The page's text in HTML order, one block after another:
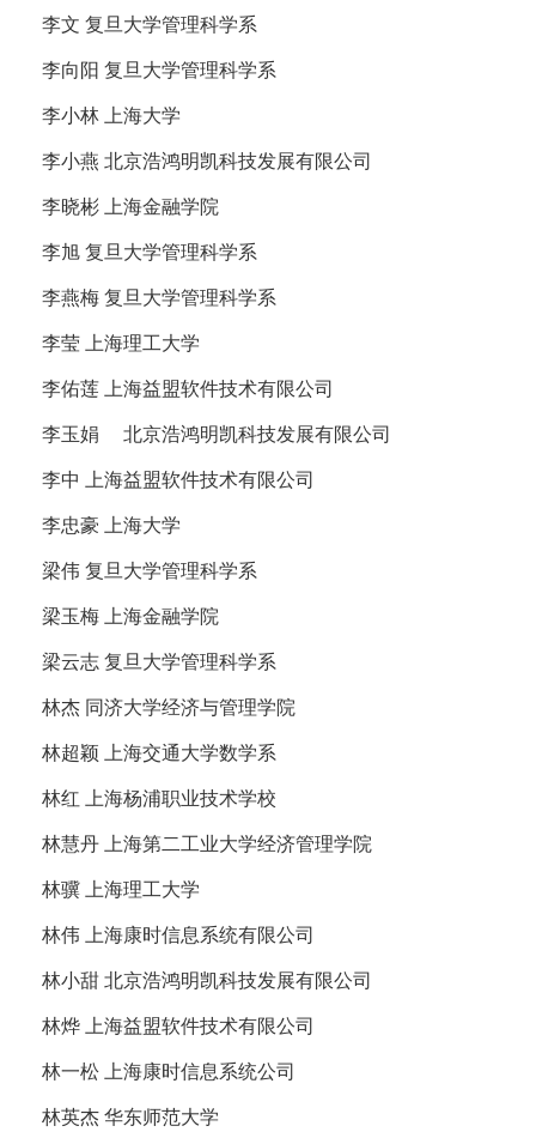
李文 复旦大学管理科学系
李向阳 复旦大学管理科学系
李小林 上海大学
李小燕 北京浩鸿明凯科技发展有限公司
李晓彬 上海金融学院
李旭 复旦大学管理科学系
李燕梅 复旦大学管理科学系
李莹 上海理工大学
李佑莲 上海益盟软件技术有限公司
李玉娟 北京浩鸿明凯科技发展有限公司
李中 上海益盟软件技术有限公司
李忠豪 上海大学
梁伟 复旦大学管理科学系
梁玉梅 上海金融学院
梁云志 复旦大学管理科学系
林杰 同济大学经济与管理学院
林超颖 上海交通大学数学系
林红 上海杨浦职业技术学校
林慧丹 上海第二工业大学经济管理学院
林骥 上海理工大学
林伟 上海康时信息系统有限公司
林小甜 北京浩鸿明凯科技发展有限公司
林烨 上海益盟软件技术有限公司
林一松 上海康时信息系统公司
林英杰 华东师范大学